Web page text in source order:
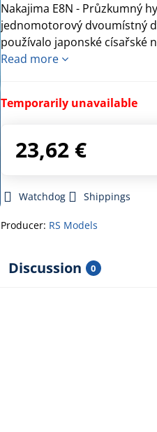
Nakajima E8N - Průzkumný
jednomotorový dvoumístný
používalo japonské císařské
Read more
Temporarily unavailable
23,62 €
Watchdog Shippings
Producer: RS Models
Discussion 0